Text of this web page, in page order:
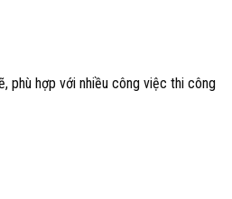
phù hợp với nhiều công việc thi công